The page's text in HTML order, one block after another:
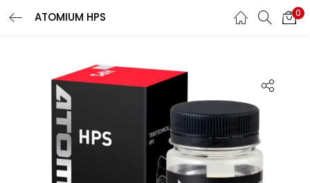
ATOMIUM HPS 0